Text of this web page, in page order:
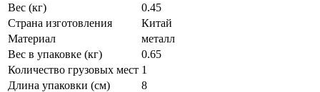
Вес (кг)
0.45
Страна изготовления
Китай
Материал
металл
Вес в упаковке (кг)
0.65
Количество грузовых мест 1
Длина упаковки (см)
8